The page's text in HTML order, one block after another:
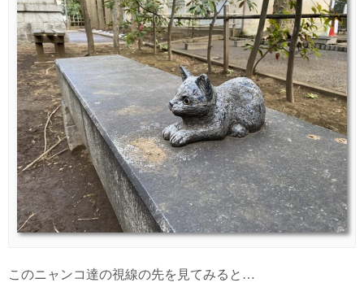
このニャンコ達の視線の先を見てみると…